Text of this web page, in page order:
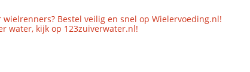
Bestel veilig en snel op Wielervoeding.nl!
water, kijk op 123zuiverwater.nl!